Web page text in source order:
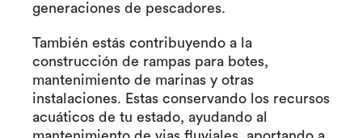
generaciones de pescadores.
También estás contribuyendo a la
construcción de rampas para botes,
mantenimiento de marinas y otras
instalaciones. Estas conservando los recursos
acuáticos de tu estado, ayudando al